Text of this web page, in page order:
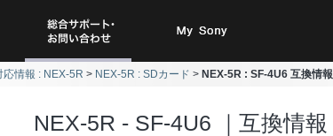
総合サポート・お
My Sony
情報 : NEX-5R NEX-5R : SDカード NEX-5R : SF-4U6 互換情報
NEX-5R - SF-4U6 ｜互換情報